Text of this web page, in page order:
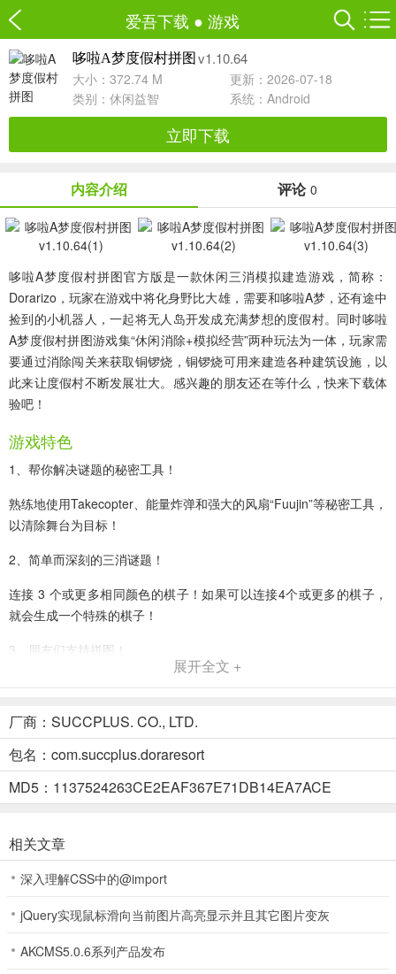
爱吾下载 ● 游戏
哆啦A梦度假村拼图 v1.10.64
大小：372.74 M
更新：2026-07-18
类别： 休闲益智 系统：Android
立即下载
内容介绍 评论 0
哆啦A梦度假村拼图官方版是一款休闲三消模拟建造游戏，简称：
Dorarizo ，玩家在游戏中将化身野比大雄，需要和哆啦A梦，还有途中
捡到的小机器人，一起将无人岛开发成充满梦想的度假村。同时哆啦
A梦度假村拼图游戏集“休闲消除+模拟经营”两种玩法为一体，玩家需
要通过消除闯关来获取铜锣烧，铜锣烧可用来建造各种建筑设施，以
此来让度假村不断发展壮大。感兴趣的朋友还在等什么，快来下载体
验吧！
游戏特色
1、帮你解决谜题的秘密工具！
熟练地使用Takecopter、能量炸弹和强大的风扇“Fuujin”等秘密工具，
以清除舞台为目标！
2、简单而深刻的三消谜题！
连接 3 个或更多相同颜色的棋子！如果可以连接4个或更多的棋子，
就会生成一个特殊的棋子！
3、朋友们支持拼图！
4、清除谜题阶段…
将您的无人岛开发成充满梦想的度假村！
1、打开哆啦A梦度假村拼图最新版，进入后选择关卡开始游戏；
2、玩家需消除相同的棋子，三个相同的棋子即可成功消除；
展开全文 +
厂商：SUCCPLUS. CO., LTD.
包名：com.succplus.doraresort
MD5：1137524263CE2EAF367E71DB14EA7ACE
相关文章
深入理解CSS中的@import
jQuery实现鼠标滑向当前图片高亮显示并且其它图片变灰
AKCMS5.0.6系列产品发布